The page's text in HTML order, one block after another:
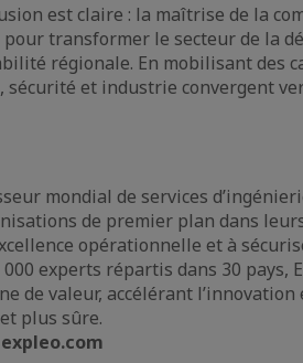
est claire : la maîtrise de la
transformer le secteur de la
régionale. En mobilisant des
sécurité et industrie convergent
mondial de services
de premier plan dans
opérationnelle et à
000 experts répartis dans 30 pays,
de valeur, accélérant
plus sûre.
expleo.com